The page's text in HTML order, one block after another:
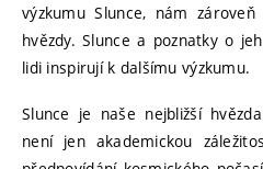
výzkumu Slunce, nám
hvězdy. Slunce a poznatky o
lidi inspirují k dalšímu výzkumu.
Slunce je naše nejbližší
není jen akademickou